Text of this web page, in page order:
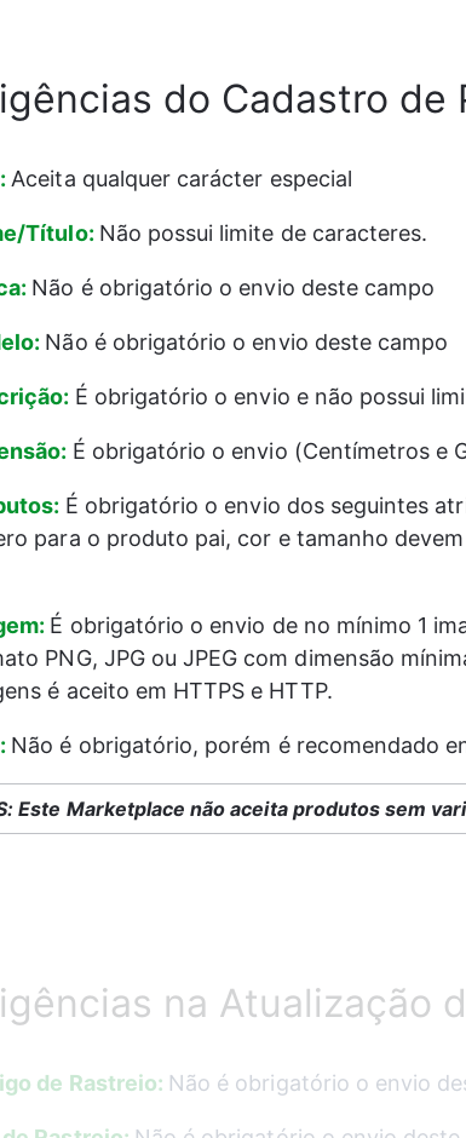
do Cadastro de
Aceita qualquer carácter especial
Título: Não possui limite de caracteres.
Não é obrigatório o envio deste campo
Não é obrigatório o envio deste campo
É obrigatório o envio e não possui
É obrigatório o envio (Centímetros e
É obrigatório o envio dos seguintes
para o produto pai, cor e tamanho
É obrigatório o envio de no mínimo 1
PNG, JPG ou JPEG com dimensão
é aceito em HTTPS e HTTP.
Não é obrigatório, porém é recomendado
Este Marketplace não aceita produtos sem
na Atualização
de Rastreio: Não é obrigatório o envio